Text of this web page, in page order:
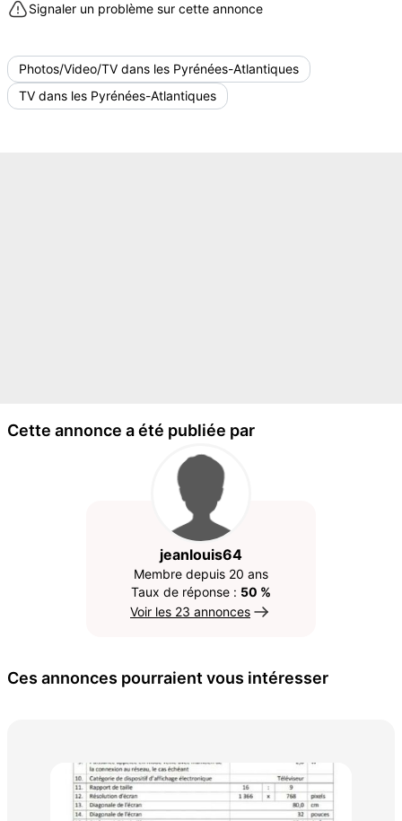
Signaler un problème sur cette annonce
Photos/Video/TV dans les Pyrénées-Atlantiques
TV dans les Pyrénées-Atlantiques
Cette annonce a été publiée par
jeanlouis64
Membre depuis 20 ans
Taux de réponse : 50 %
Voir les 23 annonces
Ces annonces pourraient vous intéresser